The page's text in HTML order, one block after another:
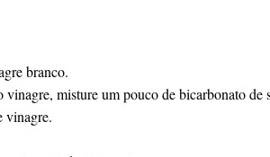
branco.
misture um pouco de bicarbonato de
vinagre.